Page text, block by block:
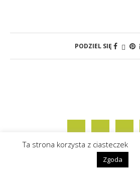
PODZIEL SIĘ
Ta strona korzysta z ciasteczek
Zgoda